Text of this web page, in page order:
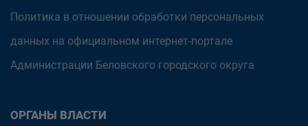
Политика в отношении обработки персональных
данных на официальном интернет-портале
Администрации Беловского городского округа
ОРГАНЫ ВЛАСТИ